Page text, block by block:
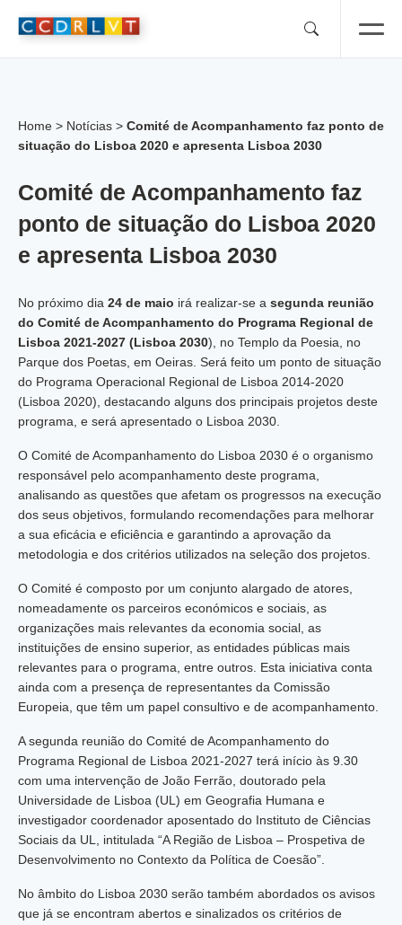
Home > Notícias > Comité de Acompanhamento faz ponto de
situação do Lisboa 2020 e apresenta Lisboa 2030
Comité de Acompanhamento faz
ponto de situação do Lisboa 2020
e apresenta Lisboa 2030
No próximo dia 24 de maio irá realizar-se a segunda reunião
do Comité de Acompanhamento do Programa Regional de
Lisboa 2021-2027 (Lisboa 2030), no Templo da Poesia, no
Parque dos Poetas, em Oeiras. Será feito um ponto de situação
do Programa Operacional Regional de Lisboa 2014-2020
(Lisboa 2020), destacando alguns dos principais projetos deste
programa, e será apresentado o Lisboa 2030.
O Comité de Acompanhamento do Lisboa 2030 é o organismo
responsável pelo acompanhamento deste programa,
analisando as questões que afetam os progressos na execução
dos seus objetivos, formulando recomendações para melhorar
a sua eficácia e eficiência e garantindo a aprovação da
metodologia e dos critérios utilizados na seleção dos projetos.
O Comité é composto por um conjunto alargado de atores,
nomeadamente os parceiros económicos e sociais, as
organizações mais relevantes da economia social, as
instituições de ensino superior, as entidades públicas mais
relevantes para o programa, entre outros. Esta iniciativa conta
ainda com a presença de representantes da Comissão
Europeia, que têm um papel consultivo e de acompanhamento.
A segunda reunião do Comité de Acompanhamento do
Programa Regional de Lisboa 2021-2027 terá início às 9.30
com uma intervenção de João Ferrão, doutorado pela
Universidade de Lisboa (UL) em Geografia Humana e
investigador coordenador aposentado do Instituto de Ciências
Sociais da UL, intitulada “A Região de Lisboa – Prospetiva de
Desenvolvimento no Contexto da Política de Coesão”.
No âmbito do Lisboa 2030 serão também abordados os avisos
que já se encontram abertos e sinalizados os critérios de